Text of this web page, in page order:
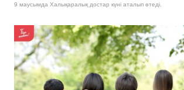
9 маусымда Халықаралық достар күні аталып өтеді.